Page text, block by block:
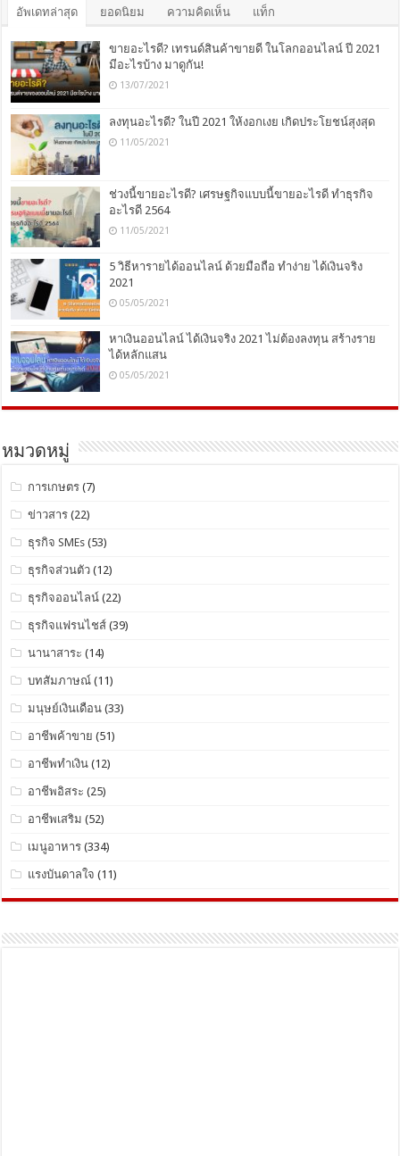
อัพเดทล่าสุด ยอดนิยม ความคิดเห็น แท็ก
ขายอะไรดี? เทรนด์สินค้าขายดี ในโลกออนไลน์ ปี 2021
มีอะไรบ้าง มาดูกัน!
13/07/2021
ลงทุนอะไรดี? ในปี 2021 ให้งอกเงย เกิดประโยชน์สุงสุด
11/05/2021
ช่วงนี้ขายอะไรดี? เศรษฐกิจแบบนี้ขายอะไรดี ทำธุรกิจ
อะไรดี 2564
11/05/2021
5 วิธีหารายได้ออนไลน์ ด้วยมือถือ ทำง่าย ได้เงินจริง
2021
05/05/2021
หาเงินออนไลน์ ได้เงินจริง 2021 ไม่ต้องลงทุน สร้างราย
ได้หลักแสน
05/05/2021
หมวดหมู่
การเกษตร (7)
ข่าวสาร (22)
ธุรกิจ SMEs (53)
ธุรกิจส่วนตัว (12)
ธุรกิจออนไลน์ (22)
ธุรกิจแฟรนไชส์ (39)
นานาสาระ (14)
บทสัมภาษณ์ (11)
มนุษย์เงินเดือน (33)
อาชีพค้าขาย (51)
อาชีพทำเงิน (12)
อาชีพอิสระ (25)
อาชีพเสริม (52)
เมนูอาหาร (334)
แรงบันดาลใจ (11)